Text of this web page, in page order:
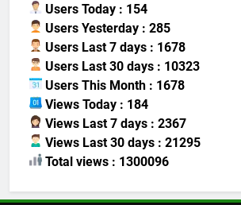
Users Today : 154
Users Yesterday : 285
Users Last 7 days : 1678
Users Last 30 days : 10323
Users This Month : 1678
Views Today : 184
Views Last 7 days : 2367
Views Last 30 days : 21295
Total views : 1300096